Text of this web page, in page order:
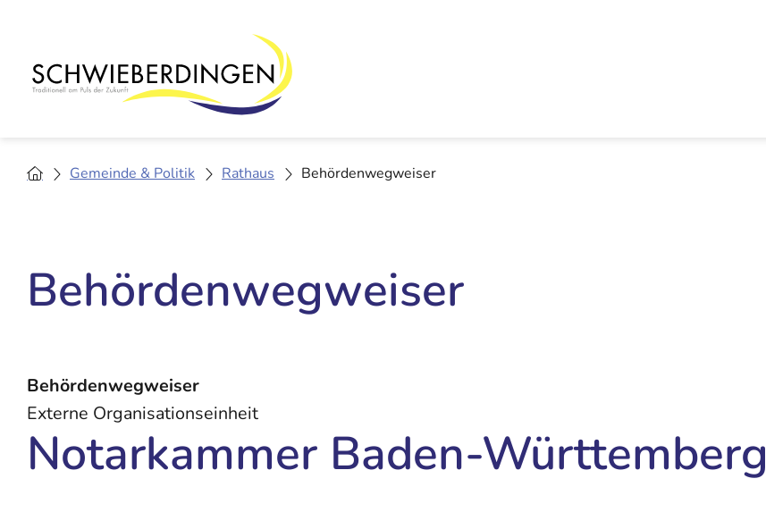
Gemeinde & Politik Rathaus Behördenwegweiser
Behördenwegweiser
Behördenwegweiser
Externe Organisationseinheit
Notarkammer Baden-Württemberg